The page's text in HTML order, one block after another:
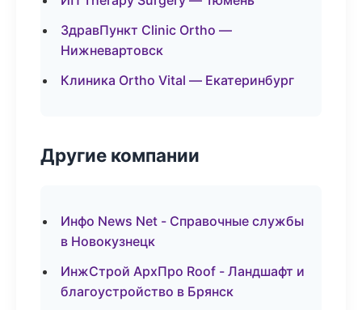
ЗдравПункт Clinic Ortho —
Нижневартовск
Клиника Ortho Vital — Екатеринбург
Другие компании
Инфо News Net - Справочные службы
в Новокузнецк
ИнжСтрой АрхПро Roof - Ландшафт и
благоустройство в Брянск